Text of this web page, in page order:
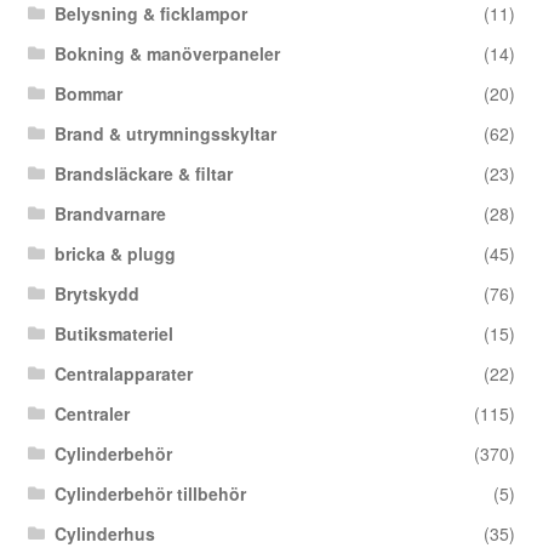
Belysning & ficklampor
(11)
Bokning & manöverpaneler
(14)
Bommar
(20)
Brand & utrymningsskyltar
(62)
Brandsläckare & filtar
(23)
Brandvarnare
(28)
bricka & plugg
(45)
Brytskydd
(76)
Butiksmateriel
(15)
Centralapparater
(22)
Centraler
(115)
Cylinderbehör
(370)
Cylinderbehör tillbehör
(5)
Cylinderhus
(35)